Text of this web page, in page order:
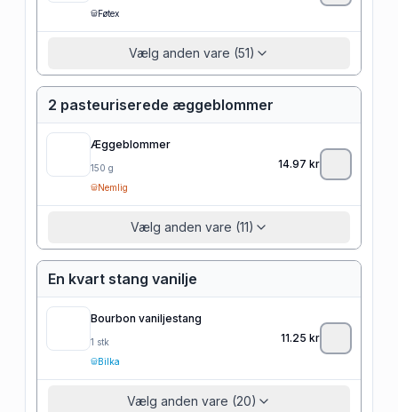
Føtex
Vælg anden vare (51)
2 pasteuriserede æggeblommer
Æggeblommer
150 g
Nemlig
14.97 kr
Vælg anden vare (11)
En kvart stang vanilje
Bourbon vaniljestang
1 stk
Bilka
11.25 kr
Vælg anden vare (20)